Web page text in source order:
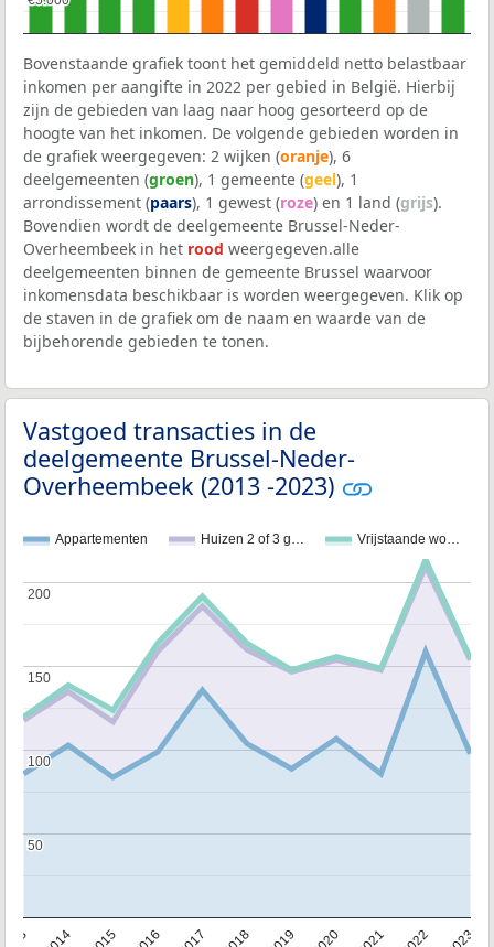
Bovenstaande grafiek toont het gemiddeld netto belastbaar
inkomen per aangifte in 2022 per gebied in België. Hierbij
zijn de gebieden van laag naar hoog gesorteerd op de
hoogte van het inkomen. De volgende gebieden worden in
de grafiek weergegeven: 2 wijken (oranje), 6
deelgemeenten (groen), 1 gemeente (geel), 1
arrondissement (paars), 1 gewest (roze) en 1 land (grijs).
Bovendien wordt de deelgemeente Brussel-Neder-
Overheembeek in het rood weergegeven.alle
deelgemeenten binnen de gemeente Brussel waarvoor
inkomensdata beschikbaar is worden weergegeven. Klik op
de staven in de grafiek om de naam en waarde van de
bijbehorende gebieden te tonen.
Vastgoed transacties in de
deelgemeente Brussel-Neder-
Overheembeek (2013 -2023)
Appartementen Huizen 2 of 3 g… Vrijstaande wo…
50
50
100
100
150
150
200
200